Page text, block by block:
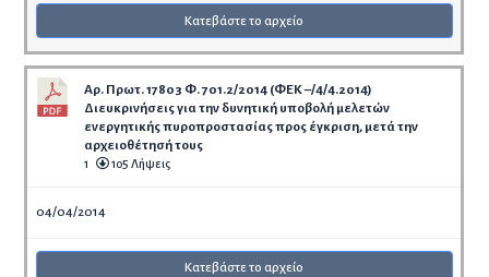
Κατεβάστε το αρχείο
Αρ. Πρωτ. 17803 Φ. 701.2/2014 (ΦΕΚ –/4/4.2014)
Διευκρινήσεις για την δυνητική υποβολή μελετών
ενεργητικής πυροπροστασίας προς έγκριση, μετά την
αρχειοθέτησή τους
1 105 Λήψεις
04/04/2014
Κατεβάστε το αρχείο